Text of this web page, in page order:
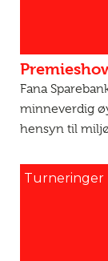
Fana
minneverdig
hensyn til
Turneringer